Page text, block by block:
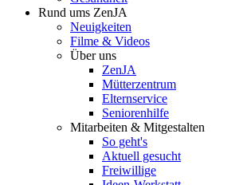
Rund ums ZenJA
Neuigkeiten
Filme & Videos
Über uns
ZenJA
Mütterzentrum
Elternservice
Seniorenhilfe
Mitarbeiten & Mitgestalten
So geht's
Aktuell gesucht
Freiwillige